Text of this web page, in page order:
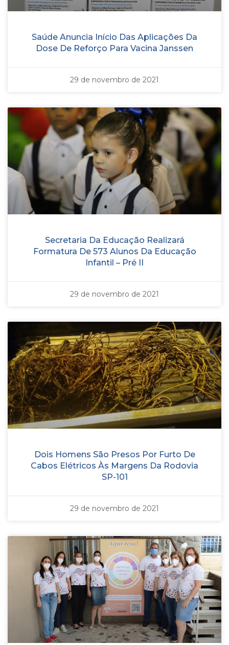
Saúde Anuncia Início Das Aplicações Da
Dose De Reforço Para Vacina Janssen
29 de novembro de 2021
Secretaria Da Educação Realizará
Formatura De 573 Alunos Da Educação
Infantil – Pré II
29 de novembro de 2021
Dois Homens São Presos Por Furto De
Cabos Elétricos Às Margens Da Rodovia
SP-101
29 de novembro de 2021